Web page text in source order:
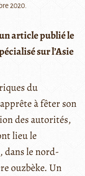
2020.
article publié le
sur l’Asie
du
à fêter son
des autorités,
lieu le
, dans le nord-
ouzbèke. Un